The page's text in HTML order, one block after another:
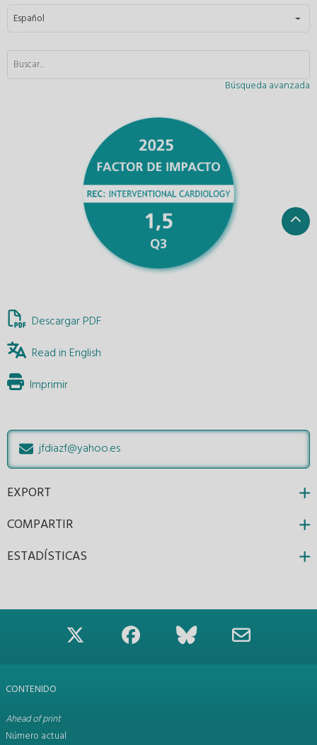
Seleccione su idioma
Español
Búsqueda avanzada
Descargar PDF
Read in English
Imprimir
jfdiazf@yahoo.es
EXPORT
COMPARTIR
ESTADÍSTICAS
CONTENIDO
Ahead of print
Número actual